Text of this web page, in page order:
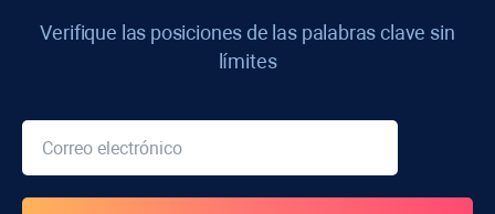
Verifique las posiciones de las palabras clave sin
límites